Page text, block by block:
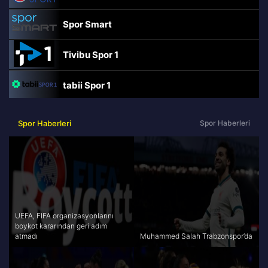
Spor Smart
Tivibu Spor 1
tabii Spor 1
tabii Spor
A Spor
Tivibu Spor
Spor Haberleri Spor Haberleri
UEFA, FIFA organizasyonlarını
boykot kararından geri adım
atmadı
Muhammed Salah Trabzonspor’da